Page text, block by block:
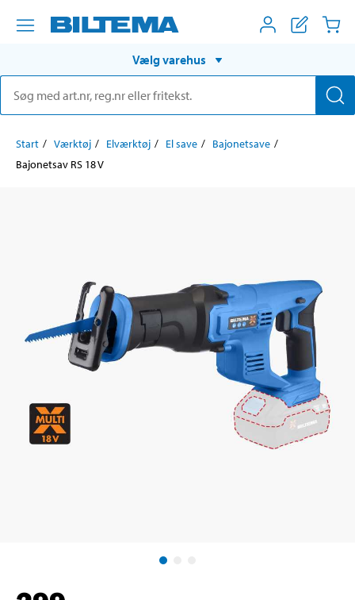
Vælg varehus
Start Værktøj Elværktøj El save
Bajonetsave
Bajonetsav RS 18 V